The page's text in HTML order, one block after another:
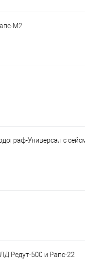
М2
Универсал с
Редут-500 и Рапс-22